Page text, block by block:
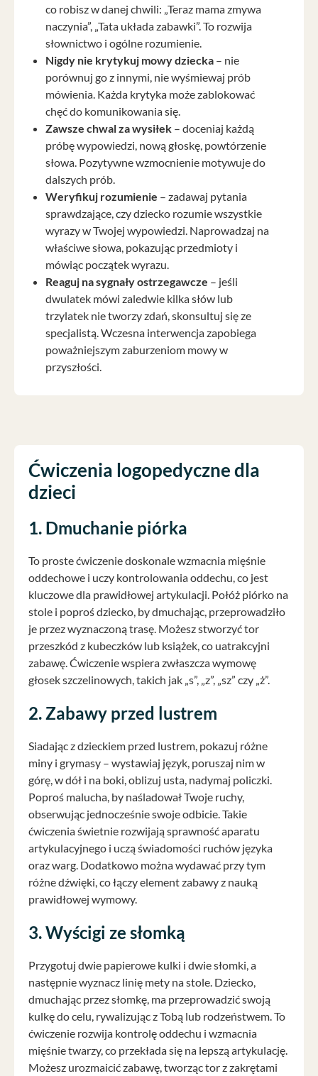
co robisz w danej chwili: „Teraz mama zmywa
naczynia”, „Tata układa zabawki”. To rozwija
słownictwo i ogólne rozumienie.
Nigdy nie krytykuj mowy dziecka – nie
porównuj go z innymi, nie wyśmiewaj prób
mówienia. Każda krytyka może zablokować
chęć do komunikowania się.
Zawsze chwal za wysiłek – doceniaj każdą
próbę wypowiedzi, nową głoskę, powtórzenie
słowa. Pozytywne wzmocnienie motywuje do
dalszych prób.
Weryfikuj rozumienie – zadawaj pytania
sprawdzające, czy dziecko rozumie wszystkie
wyrazy w Twojej wypowiedzi. Naprowadzaj na
właściwe słowa, pokazując przedmioty i
mówiąc początek wyrazu.
Reaguj na sygnały ostrzegawcze – jeśli
dwulatek mówi zaledwie kilka słów lub
trzylatek nie tworzy zdań, skonsultuj się ze
specjalistą. Wczesna interwencja zapobiega
poważniejszym zaburzeniom mowy w
przyszłości.
Ćwiczenia logopedyczne dla
dzieci
1. Dmuchanie piórka
To proste ćwiczenie doskonale wzmacnia mięśnie
oddechowe i uczy kontrolowania oddechu, co jest
kluczowe dla prawidłowej artykulacji. Połóż piórko na
stole i poproś dziecko, by dmuchając, przeprowadziło
je przez wyznaczoną trasę. Możesz stworzyć tor
przeszkód z kubeczków lub książek, co uatrakcyjni
zabawę. Ćwiczenie wspiera zwłaszcza wymowę
głosek szczelinowych, takich jak „s”, „z”, „sz” czy „ż”.
2. Zabawy przed lustrem
Siadając z dzieckiem przed lustrem, pokazuj różne
miny i grymasy – wystawiaj język, poruszaj nim w
górę, w dół i na boki, oblizuj usta, nadymaj policzki.
Poproś malucha, by naśladował Twoje ruchy,
obserwując jednocześnie swoje odbicie. Takie
ćwiczenia świetnie rozwijają sprawność aparatu
artykulacyjnego i uczą świadomości ruchów języka
oraz warg. Dodatkowo można wydawać przy tym
różne dźwięki, co łączy element zabawy z nauką
prawidłowej wymowy.
3. Wyścigi ze słomką
Przygotuj dwie papierowe kulki i dwie słomki, a
następnie wyznacz linię mety na stole. Dziecko,
dmuchając przez słomkę, ma przeprowadzić swoją
kulkę do celu, rywalizując z Tobą lub rodzeństwem. To
ćwiczenie rozwija kontrolę oddechu i wzmacnia
mięśnie twarzy, co przekłada się na lepszą artykulację.
Możesz urozmaicić zabawę, tworząc tor z zakrętami